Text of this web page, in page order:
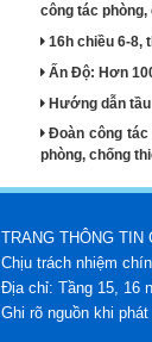
công tác
16h chiều 6-8,
Ấn Độ: Hơn
Hướng dẫn
Đoàn công
phòng, chống
TRANG THÔNG TIN
Chịu trách nhiệm
Địa chỉ: Tầng 15, 16
Ghi rõ nguồn khi